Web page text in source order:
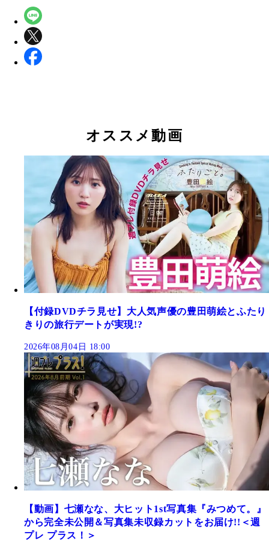
オススメ動画
【付録DVDチラ見せ】大人気声優の豊田萌絵とふたり
きりの旅行デートが実現!?
2026年08月04日 18:00
【動画】七瀬なな、大ヒット1st写真集『みつめて。』
から完全未公開＆写真集未収録カットをお届け!!＜週
プレ プラス！＞